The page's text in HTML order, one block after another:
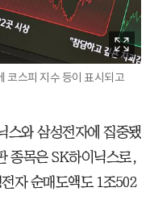
코스피 지수 등이 표시되고
스와 삼성전자에 집중됐
종목은 SK하이닉스로,
자 순매도액도 1조502